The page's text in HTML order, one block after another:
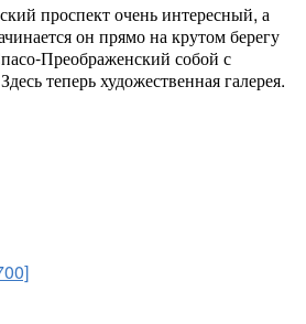
проспект очень интересный, а
он прямо на крутом берегу
Преображенский собой с
теперь художественная галерея.